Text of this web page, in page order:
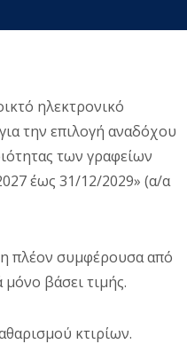
ηλεκτρονικό
την επιλογή αναδόχου
των γραφείων
έως 31/12/2029» (α/α
πλέον συμφέρουσα από
βάσει τιμής.
κτιρίων.